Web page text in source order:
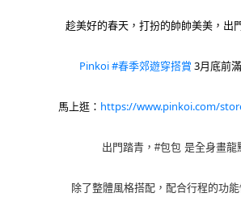
趁美好的春天，打扮的帥帥美美，出
Pinkoi#春季郊遊穿搭賞 3月底前
馬上逛： https://www.pinkoi.com/
出門踏青，#包包 是全身畫龍
除了整體風格搭配，配合行程的功